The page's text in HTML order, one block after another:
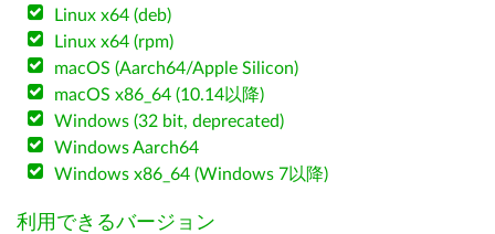
Linux x64 (deb)
Linux x64 (rpm)
macOS (Aarch64/Apple Silicon)
macOS x86_64 (10.14以降)
Windows (32 bit, deprecated)
Windows Aarch64
Windows x86_64 (Windows 7以降)
利用できるバージョン